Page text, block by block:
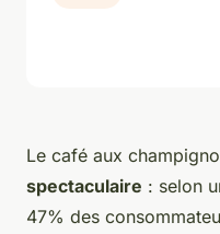
Le café aux
spectaculaire : selon
47% des